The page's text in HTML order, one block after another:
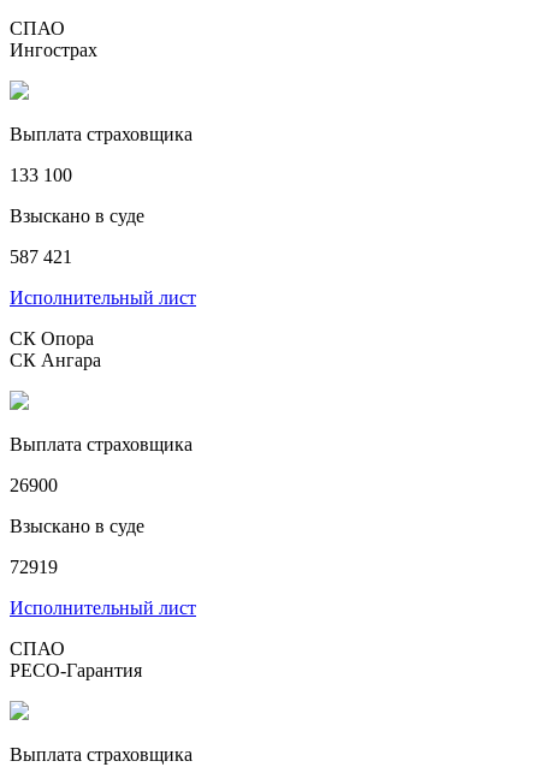
СПАО
Ингострах
Выплата страховщика
133 100
Взыскано в суде
587 421
Исполнительный лист
СК Опора
СК Ангара
Выплата страховщика
26900
Взыскано в суде
72919
Исполнительный лист
СПАО
РЕСО-Гарантия
Выплата страховщика